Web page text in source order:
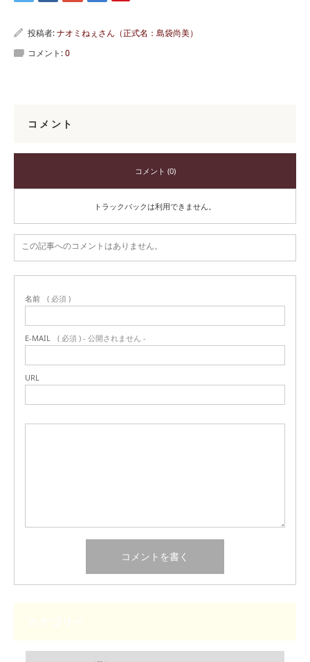
投稿者:ナオミねぇさん（正式名：島袋尚美）
コメント:0
コメント
コメント (0)
トラックバックは利用できません。
この記事へのコメントはありません。
名前 ( 必須 )
E-MAIL ( 必須 ) - 公開されません -
URL